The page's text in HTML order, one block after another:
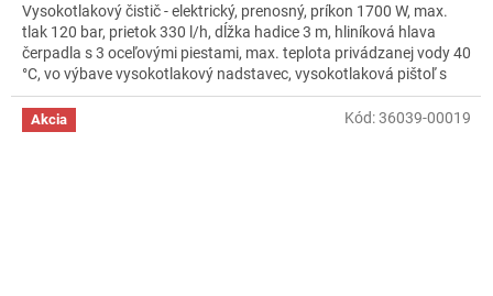
z
5
hviezdičiek.
Vysokotlakový čistič - elektrický, prenosný, príkon 1700 W, max.
tlak 120 bar, prietok 330 l/h, dĺžka hadice 3 m, hliníková hlava
čerpadla s 3 oceľovými piestami, max. teplota privádzanej vody 40
°C, vo výbave vysokotlakový nadstavec, vysokotlaková pištoľ s
rýchlospojkou, fľaša na čistiaci prostriedok, automatický systém
vypnutia, úložný priestor na príslušenstvo, rozmery 42 × 23 × 21
cm (V×Š×H), hmotnosť 5,7 kg
Akcia Kód:36039-00019